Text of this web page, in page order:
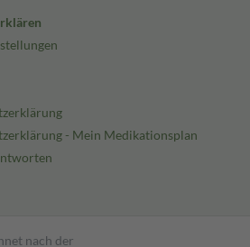
- Mein Medikationsplan
nach der